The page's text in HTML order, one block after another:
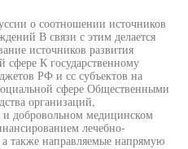
о соотношении источников
В связи с этим делается
источников развития
сфере К государственному
РФ и сс субъектов на
сфере Общественными
организаций,
и добровольном медицинском
лечебно-
также направляемые напрямую